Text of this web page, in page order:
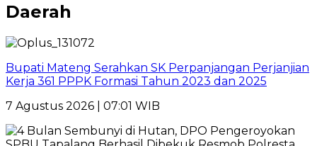
Daerah
Bupati Mateng Serahkan SK Perpanjangan Perjanjian
Kerja 361 PPPK Formasi Tahun 2023 dan 2025
7 Agustus 2026 | 07:01 WIB